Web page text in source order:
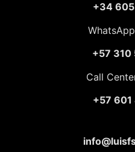
+34
+57 310
Call
+57